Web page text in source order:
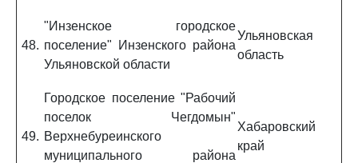
48.
"Инзенское городское
поселение" Инзенского района
Ульяновской области
Ульяновская
область
49.
Городское поселение "Рабочий
поселок Чегдомын"
Верхнебуреинского
муниципального района
Хабаровский
край